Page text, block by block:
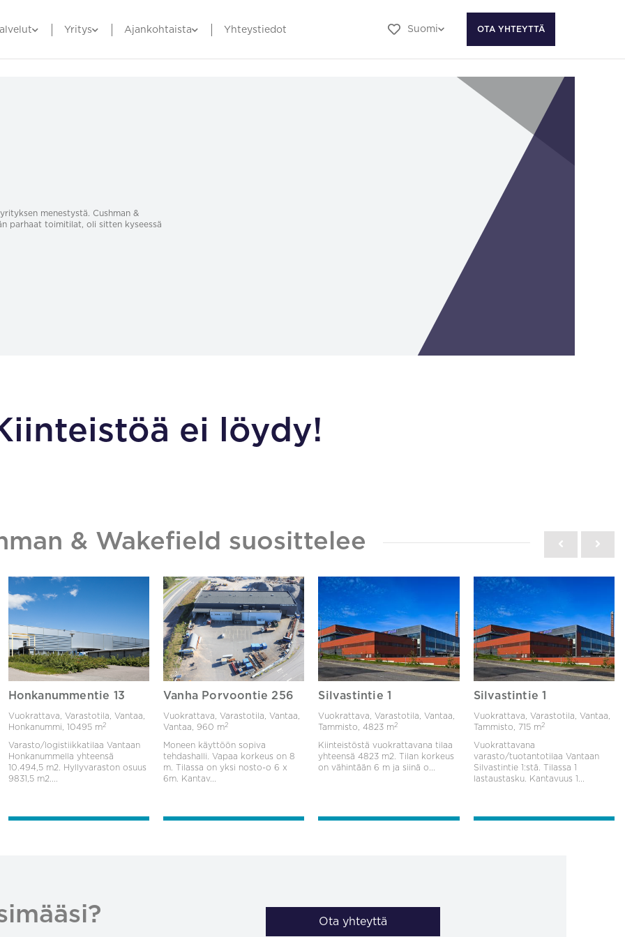
Yritys Ajankohtaista Yhteystiedot Suomi OTA YHTEYTTÄ
menestystä. Cushman &
parhaat toimitilat, oli sitten kyseessä
ei löydy!
& Wakefield suosittelee
Honkanummentie 13
Vuokrattava, Varastotila, Vantaa,
Honkanummi, 10495 m2
Varasto/logistiikkatilaa Vantaan
Honkanummella yhteensä
10.494,5 m2. Hyllyvaraston osuus
9831,5 m2....
Vanha Porvoontie 256
Vuokrattava, Varastotila, Vantaa,
Vantaa, 960 m2
Moneen käyttöön sopiva
tehdashalli. Vapaa korkeus on 8
m. Tilassa on yksi nosto-o 6 x
6m. Kantav...
Silvastintie 1
Vuokrattava, Varastotila, Vantaa,
Tammisto,4823 m2
Kiinteistöstä vuokrattavana tilaa
yhteensä 4823 m2. Tilan korkeus
on vähintään 6 m ja siinä o...
Silvastintie 1
Vuokrattava, Varastotila, Vantaa,
Tammisto,
715 m2
Vuokrattavana
varasto/tuotantotilaa Vantaan
Silvastintie 1:stä. Tilassa 1
lastaustasku. Kantavuus 1...
Ota yhteyttä